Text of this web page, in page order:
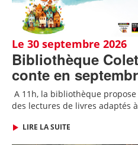
Le 30 septembre 2026
Bibliothèque
conte en
A 11h, la bibliothèque
des lectures de livres adaptés
LIRE LA SUITE